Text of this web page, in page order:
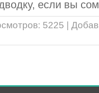
если вы
: 5225 |